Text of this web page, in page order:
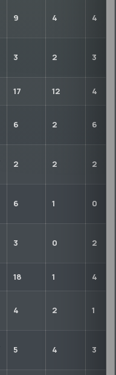
9 4 4
3 2 3
17 12 4
6 2 6
2 2 2
6 1 0
3 0 2
18 1 4
4 2 1
5 4 3